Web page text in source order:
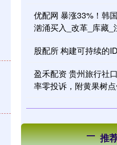
优配网 暴涨33%！韩
汹涌买入_改革_库藏_
股配所 构建可持续的
盈禾配资 贵州旅行社
率零投诉，附黄果树
推